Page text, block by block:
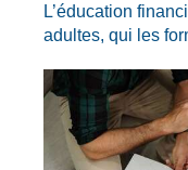
L’éducation
adultes, qui les